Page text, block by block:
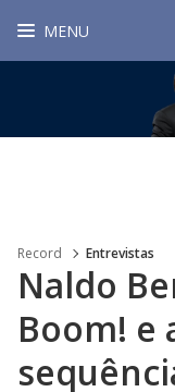
MENU
Record Entrevistas
Naldo
Boom! e